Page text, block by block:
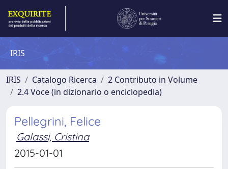
IRIS
IRIS Catalogo Ricerca
2 Contributo in Volume
2.4 Voce (in dizionario o enciclopedia)
Pellegrini, Felice
Galassi, Cristina
2015-01-01